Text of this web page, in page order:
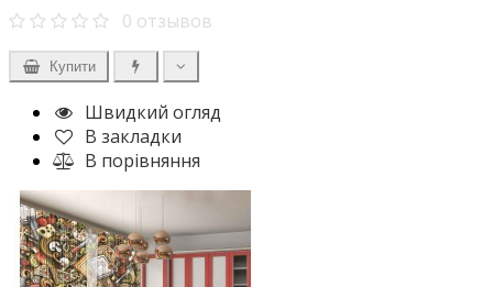
0 отзывов
Купити
Швидкий огляд
В закладки
В порівняння